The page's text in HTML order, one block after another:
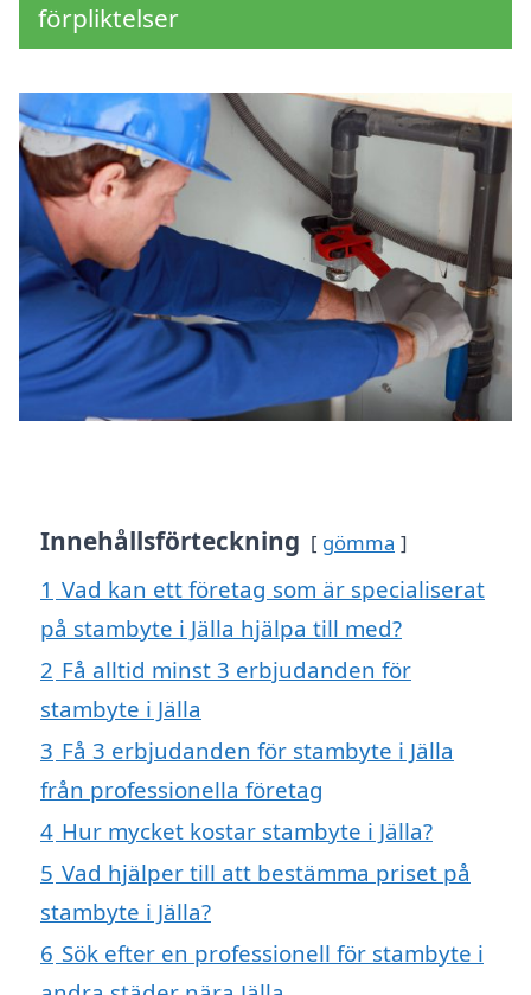
förpliktelser
Innehållsförteckning gömma
1 Vad kan ett företag som är specialiserat
på stambyte i Jälla hjälpa till med?
2 Få alltid minst 3 erbjudanden för
stambyte i Jälla
3 Få 3 erbjudanden för stambyte i Jälla
från professionella företag
4 Hur mycket kostar stambyte i Jälla?
5 Vad hjälper till att bestämma priset på
stambyte i Jälla?
6 Sök efter en professionell för stambyte i